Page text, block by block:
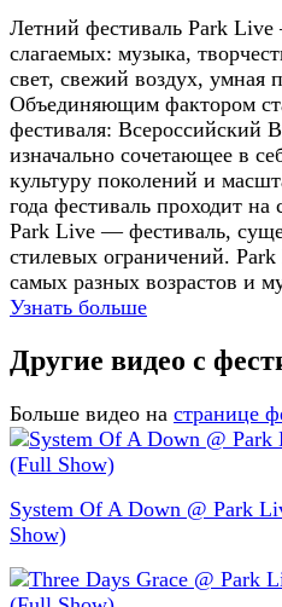
Летний фестиваль Park
слагаемых: музыка,
свет, свежий воздух, умная
Объединяющим фактором
фестиваля: Всероссийский
изначально сочетающее в
культуру поколений и
года фестиваль проходит
Park Live — фестиваль,
стилевых ограничений.
самых разных возрастов и
Узнать больше
Другие видео с
Больше видео на странице
System Of A Down @ Park
Show)